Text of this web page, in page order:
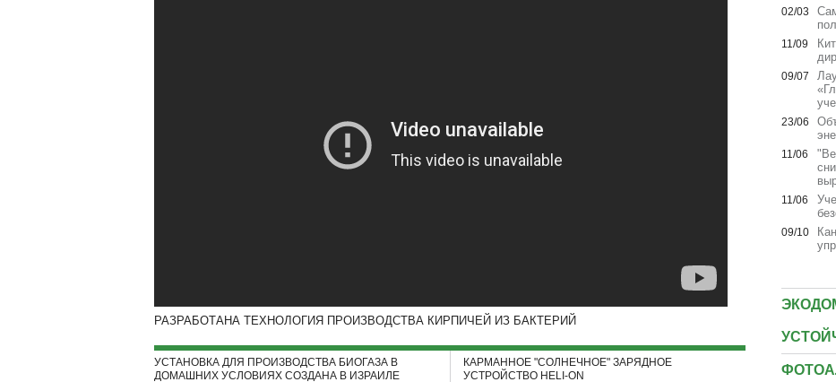
РАЗРАБОТАНА ТЕХНОЛОГИЯ ПРОИЗВОДСТВА КИРПИЧЕЙ ИЗ БАКТЕРИЙ
УСТАНОВКА ДЛЯ ПРОИЗВОДСТВА БИОГАЗА В
ДОМАШНИХ УСЛОВИЯХ СОЗДАНА В ИЗРАИЛЕ
КАРМАННОЕ "СОЛНЕЧНОЕ" ЗАРЯДНОЕ
УСТРОЙСТВО HELI-ON
02/03
11/09
09/07
23/06
11/06
11/06
09/10